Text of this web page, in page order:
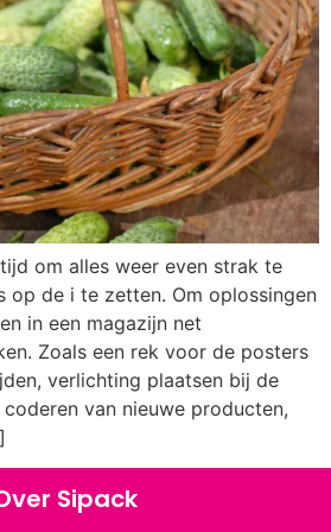
om alles weer even strak te
op de i te zetten. Om oplossingen
in een magazijn net
Zoals een rek voor de posters
verlichting plaatsen bij de
van nieuwe producten,
Sipack